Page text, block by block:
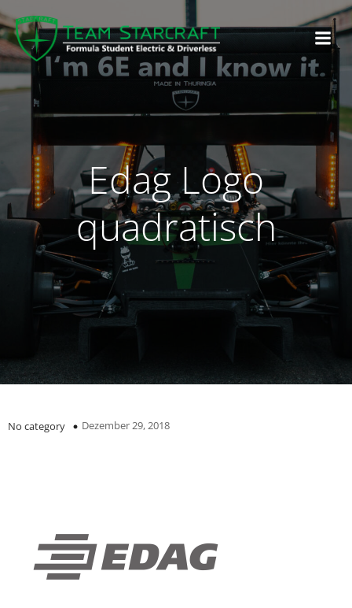
Edag Logo
quadratisch
No category Dezember 29, 2018